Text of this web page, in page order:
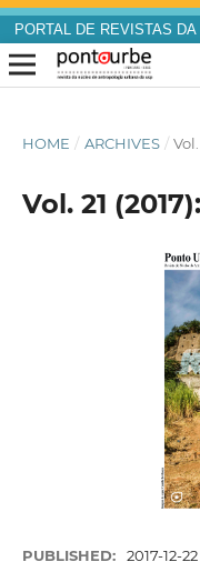
PORTAL DE REVISTAS DA
HOME / ARCHIVES /
Vol. 21
PUBLISHED: 2017-12-22